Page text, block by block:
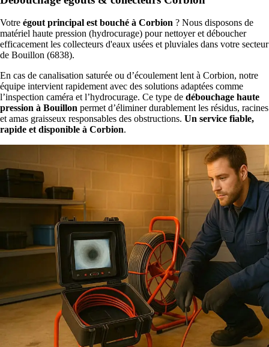
Votre égout principal est bouché à Corbion ? Nous disposons de
matériel haute pression (hydrocurage) pour nettoyer et déboucher
efficacement les collecteurs d'eaux usées et pluviales dans votre secteur
de Bouillon (6838).
En cas de canalisation saturée ou d’écoulement lent à Corbion, notre
équipe intervient rapidement avec des solutions adaptées comme
l’inspection caméra et l’hydrocurage. Ce type de débouchage haute
pression à Bouillon permet d’éliminer durablement les résidus, racines
et amas graisseux responsables des obstructions. Un service fiable,
rapide et disponible à Corbion.